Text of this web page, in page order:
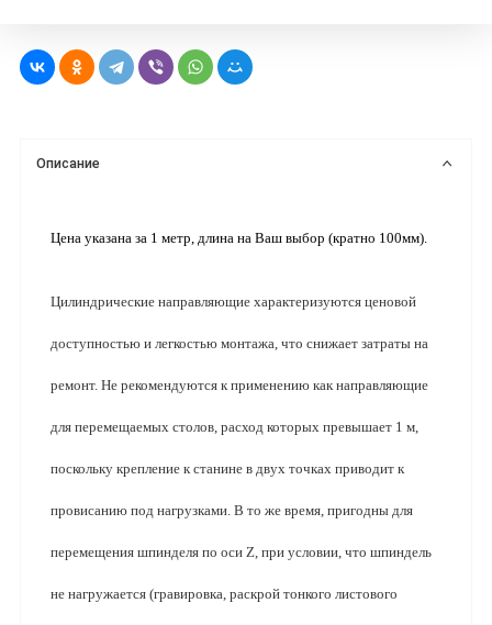
Описание
Цена указана за 1 метр, длина на Ваш выбор (кратно 100мм).
Цилиндрические направляющие характеризуются ценовой
доступностью и легкостью монтажа, что снижает затраты на
ремонт. Не рекомендуются к применению как направляющие
для перемещаемых столов, расход которых превышает 1 м,
поскольку крепление к станине в двух точках приводит к
провисанию под нагрузками. В то же время, пригодны для
перемещения шпинделя по оси Z, при условии, что шпиндель
не нагружается (гравировка, раскрой тонкого листового